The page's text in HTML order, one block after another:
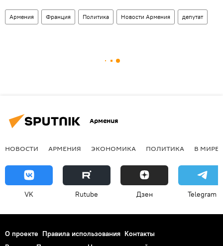
Армения Франция Политика Новости Армения депутат
Армения
НОВОСТИ АРМЕНИЯ ЭКОНОМИКА ПОЛИТИКА В МИРЕ
VK Rutube Дзен Telegram
О проекте Правила использования Контакты